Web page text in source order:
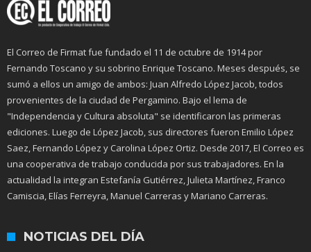
El Correo de Firmat fue fundado el 11 de octubre de 1914 por
Fernando Toscano y su sobrino Enrique Toscano. Meses después, se
sumó a ellos un amigo de ambos: Juan Alfredo López Jacob, todos
provenientes de la ciudad de Pergamino. Bajo el lema de
"Independencia y Cultura absoluta" se identificaron las primeras
ediciones. Luego de López Jacob, sus directores fueron Emilio López
Saez, Fernando López y Carolina López Ortiz. Desde 2017, El Correo es
una cooperativa de trabajo conducida por sus trabajadores. En la
actualidad la integran Estefanía Gutiérrez, Julieta Martínez, Franco
Camiscia, Elías Ferreyra, Manuel Carreras y Mariano Carreras.
NOTICIAS DEL DÍA